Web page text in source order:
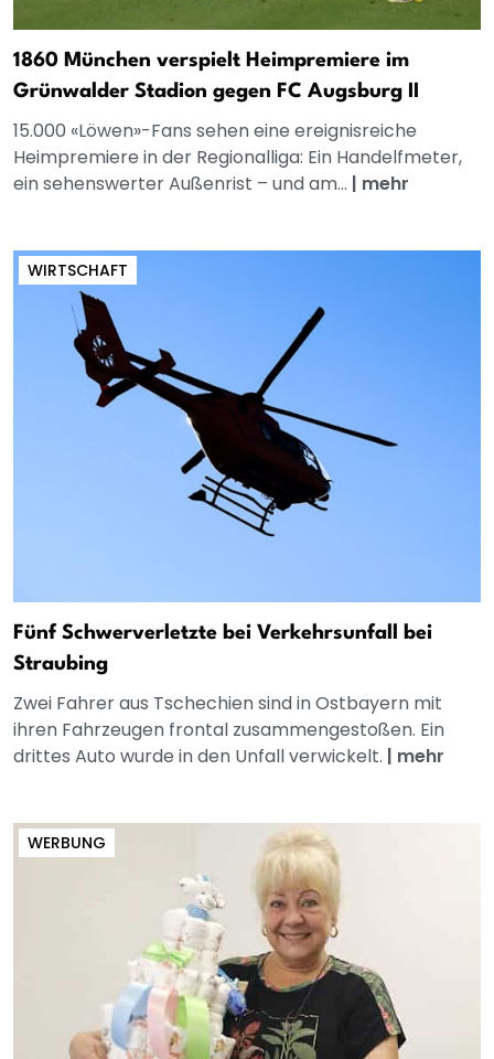
1860 München verspielt Heimpremiere im
Grünwalder Stadion gegen FC Augsburg II
15.000 «Löwen»-Fans sehen eine ereignisreiche
Heimpremiere in der Regionalliga: Ein Handelfmeter,
ein sehenswerter Außenrist – und am... | mehr
WIRTSCHAFT
Fünf Schwerverletzte bei Verkehrsunfall bei
Straubing
Zwei Fahrer aus Tschechien sind in Ostbayern mit
ihren Fahrzeugen frontal zusammengestoßen. Ein
drittes Auto wurde in den Unfall verwickelt. | mehr
WERBUNG